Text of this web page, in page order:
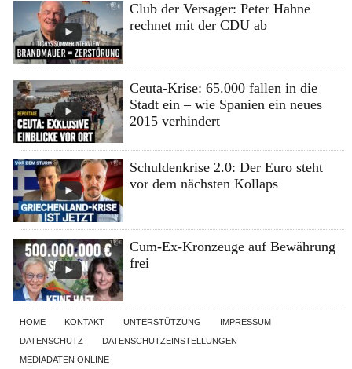
Club der Versager: Peter Hahne
rechnet mit der CDU ab
Ceuta-Krise: 65.000 fallen in die
Stadt ein – wie Spanien ein neues
2015 verhindert
Schuldenkrise 2.0: Der Euro steht
vor dem nächsten Kollaps
Cum-Ex-Kronzeuge auf Bewährung
frei
HOME KONTAKT UNTERSTÜTZUNG
IMPRESSUM
DATENSCHUTZ
DATENSCHUTZEINSTELLUNGEN
MEDIADATEN ONLINE